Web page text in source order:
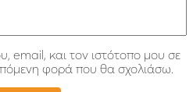
email, και τον ιστότοπο μου σε
φορά που θα σχολιάσω.